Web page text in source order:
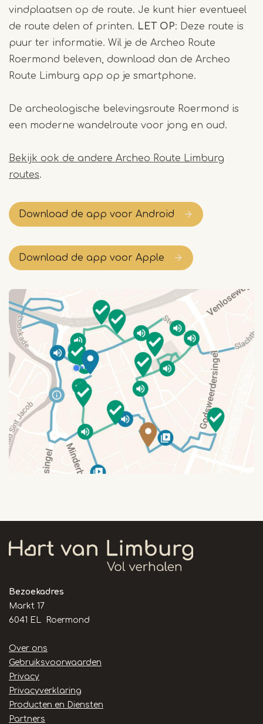
vindplaatsen op de route. Je kunt hier eventueel
de route delen of printen. LET OP: Deze route is
puur ter informatie. Wil je de Archeo Route
Roermond beleven, download dan de Archeo
Route Limburg app op je smartphone.
De archeologische belevingsroute Roermond is
een moderne wandelroute voor jong en oud.
Bekijk ook de andere Archeo Route Limburg
routes.
Download de app voor Android
Download de app voor Apple
Bezoekadres
Markt 17
6041 EL Roermond
Handige
links
Over ons
Gebruiksvoorwaarden
Privacy
Privacyverklaring
Producten en Diensten
Partners